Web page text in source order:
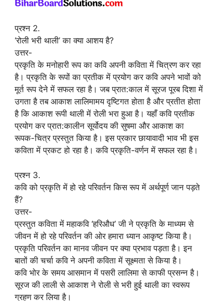
प्रश्न 2.
‘रोली भरी थाली’ का क्या आशय है?
उत्तर-
प्रकृति के मनोहारी रूप का कवि अपनी कविता में चित्रण कर रहा
है। प्रकृति के रूपों का प्रतीक में प्रयोग कर कवि अपने भावों को
मूर्त रूप देने में सफल रहा है। जब प्रात:काल में सूरज पूरब दिशा में
उगता है तब आकाश लालिमामय दृष्टिगत होता है और प्रतीत होता
है कि आकाश रूपी थाली में रोली भरा हुआ है। यहाँ कवि प्रतीक
प्रयोग कर प्रात:कालीन सूर्योदय की सुषमा और आकाश का
रूपक-चित्र प्रस्तुत किया है। इस प्रकार छायावादी भाव भी इस
कविता में प्रकट हो रहा है। कवि प्रकृति-वर्णन में सफल रहा है।
प्रश्न 3.
कवि को प्रकृति में हो रहे परिवर्तन किस रूप में अर्थपूर्ण जान पड़ते
हैं?
उत्तर-
प्रस्तुत कविता में महाकवि ‘हरिऔध’ जी ने प्रकृति के माध्यम से
जीवन में हो रहे परिवर्तन की ओर हमारा ध्यान आकृष्ट किया है।
प्रकृति परिवर्तन का मानव जीवन पर क्या प्रभाव पड़ता है। इन
बातों की चर्चा कवि ने अपनी कविता में सूक्ष्मता से किया है।
कवि भोर के समय आसमान में पसरी लालिमा से काफी प्रसन्न है।
सूरज की लाली से आकाश ने रोली से भरी हुई थाली का स्वरूप
ग्रहण कर लिया है।